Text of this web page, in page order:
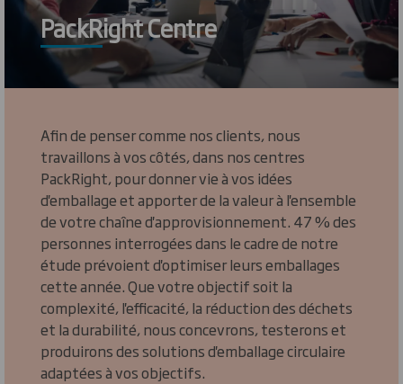
PackRight Centre
Afin de penser comme nos clients, nous
travaillons à vos côtés, dans nos centres
PackRight, pour donner vie à vos idées
d'emballage et apporter de la valeur à l'ensemble
de votre chaîne d'approvisionnement. 47 % des
personnes interrogées dans le cadre de notre
étude prévoient d'optimiser leurs emballages
cette année. Que votre objectif soit la
complexité, l'efficacité, la réduction des déchets
et la durabilité, nous concevrons, testerons et
produirons des solutions d'emballage circulaire
adaptées à vos objectifs.